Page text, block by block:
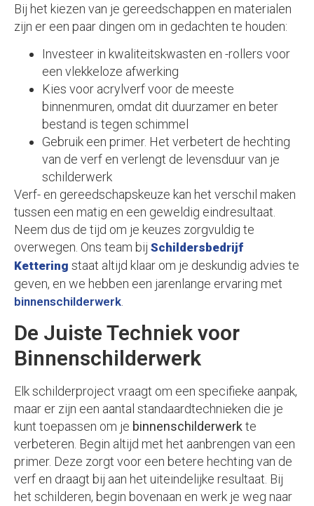
Bij het kiezen van je gereedschappen en materialen
zijn er een paar dingen om in gedachten te houden:
Investeer in kwaliteitskwasten en -rollers voor
een vlekkeloze afwerking
Kies voor acrylverf voor de meeste
binnenmuren, omdat dit duurzamer en beter
bestand is tegen schimmel
Gebruik een primer. Het verbetert de hechting
van de verf en verlengt de levensduur van je
schilderwerk
Verf- en gereedschapskeuze kan het verschil maken
tussen een matig en een geweldig eindresultaat.
Neem dus de tijd om je keuzes zorgvuldig te
overwegen. Ons team bij Schildersbedrijf
Kettering staat altijd klaar om je deskundig advies te
geven, en we hebben een jarenlange ervaring met
binnenschilderwerk
De Juiste Techniek voor
Binnenschilderwerk
Elk schilderproject vraagt om een specifieke aanpak,
maar er zijn een aantal standaardtechnieken die je
kunt toepassen om je binnenschilderwerkte
verbeteren. Begin altijd met het aanbrengen van een
primer. Deze zorgt voor een betere hechting van de
verf en draagt bij aan het uiteindelijke resultaat. Bij
het schilderen, begin bovenaan en werk je weg naar